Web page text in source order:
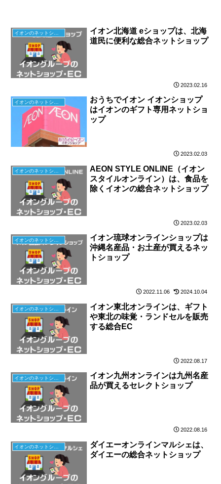
イオン北海道 eショップは、北海
道民に便利な総合ネットショップ
2023.02.16
おうちでイオン イオンショップ
はイオンのギフト専用ネットショ
ップ
2023.02.03
AEON STYLE ONLINE（イオン
スタイルオンライン）は、食品を
除くイオンの総合ネットショップ
2023.02.03
イオン琉球オンラインショップは
沖縄名産品・お土産が買えるネッ
トショップ
2022.11.06 2024.10.04
イオン東北オンラインは、ギフト
や東北の味覚・ランドセルを販売
する総合EC
2022.08.17
イオン九州オンラインは九州名産
品が買えるセレクトショップ
2022.08.16
ダイエーオンラインマルシェは、
ダイエーの総合ネットショップ